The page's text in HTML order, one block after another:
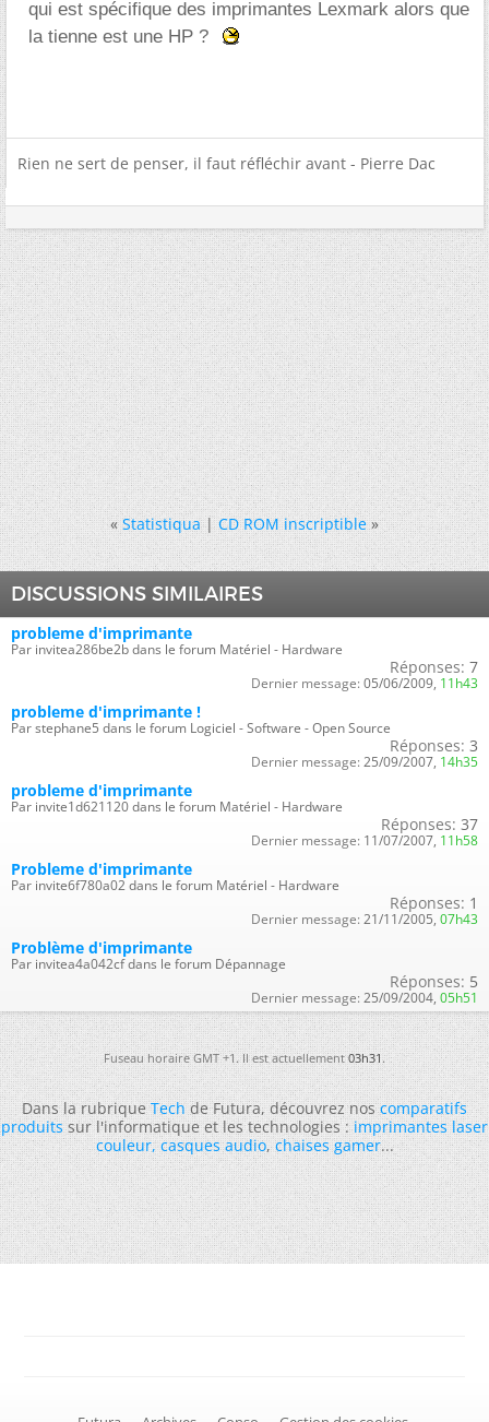
qui est spécifique des imprimantes Lexmark alors que
la tienne est une HP ?
Rien ne sert de penser, il faut réfléchir avant - Pierre Dac
« Statistiqua|CD ROM inscriptible »
DISCUSSIONS SIMILAIRES
probleme d'imprimante
Par invitea286be2b dans le forum Matériel - Hardware
Réponses: 7
Dernier message: 05/06/2009, 11h43
probleme d'imprimante !
Par stephane5 dans le forum Logiciel - Software - Open Source
Réponses: 3
Dernier message: 25/09/2007, 14h35
probleme d'imprimante
Par invite1d621120 dans le forum Matériel - Hardware
Réponses: 37
Dernier message: 11/07/2007, 11h58
Probleme d'imprimante
Par invite6f780a02 dans le forum Matériel - Hardware
Réponses: 1
Dernier message: 21/11/2005, 07h43
Problème d'imprimante
Par invitea4a042cf dans le forum Dépannage
Réponses: 5
Dernier message: 25/09/2004, 05h51
Fuseau horaire GMT +1. Il est actuellement03h31.
Dans la rubriqueTechde Futura, découvrez noscomparatifs
produitssur l'informatique et les technologies :imprimantes laser
couleur,casques audio,chaises gamer...